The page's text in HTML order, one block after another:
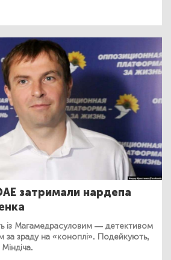
затримали нардепа
із Магамедрасуловим — детективом
зраду на «коноплі». Подейкують,